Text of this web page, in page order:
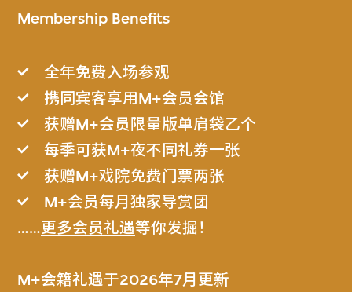
Membership Benefits
全年免费入场参观
携同宾客享用M+会员会馆
获赠M+会员限量版单肩袋乙个
每季可获M+夜不同礼券一张
获赠M+戏院免费门票两张
M+会员每月独家导赏团
……更多会员礼遇等你发掘！
M+会籍礼遇于2026年7月更新